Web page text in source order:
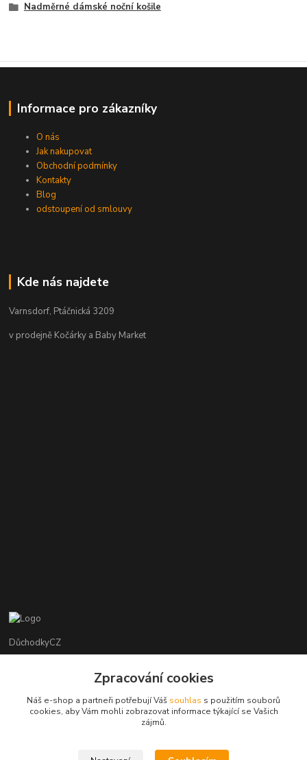
Nadměrné dámské noční košile
Informace pro zákazníky
O nás
Jak nakupovat
Obchodní podmínky
Kontakty
Blog
odstoupení od smlouvy
Kde nás najdete
Varnsdorf, Ptáčnická 3209
v prodejně Kočárky a Baby Market
DůchodkyCZ
+420 412384749
objednavky@duchodky.cz
Zpracování cookies
Náš e-shop a partneři potřebují Váš souhlas s použitím souborů
cookies, aby Vám mohli zobrazovat informace týkající se Vašich
zájmů.